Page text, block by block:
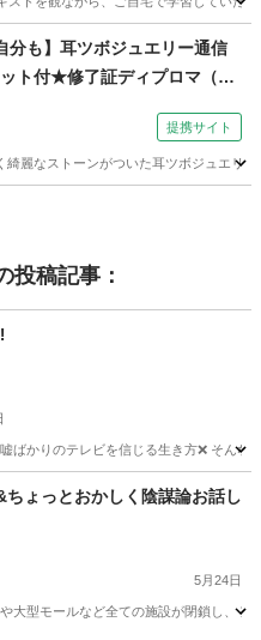
分も】耳ツボジュエリー通信
ト付★修了証ディプロマ（コ
提携サイト
麗なストーンがついた耳ツボジュエリ
投稿記事：
ばかりのテレビを信じる生き方❌ そん
レッスン
ょっとおかしく陰謀論お話し
5月24日
大型モールなど全ての施設が閉鎖し、